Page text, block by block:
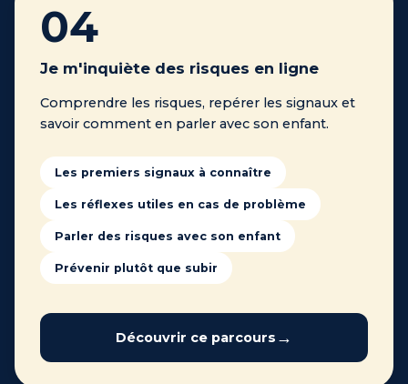
04
Je m'inquiète des risques en ligne
Comprendre les risques, repérer les signaux et
savoir comment en parler avec son enfant.
Les premiers signaux à connaître
Les réflexes utiles en cas de problème
Parler des risques avec son enfant
Prévenir plutôt que subir
Découvrir ce parcours